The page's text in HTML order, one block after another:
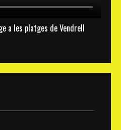
a les platges de Vendrell